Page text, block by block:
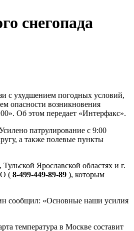
снегопада
с ухудшением погодных условий,
опасности возникновения
Об этом передает «Интерфакс».
патрулирование с 9:00
а также полевые пункты
Ярославской областях и г.
( 8-499-449-89-89 ), которым
сообщил: «Основные наши усилия
температура в Москве составит